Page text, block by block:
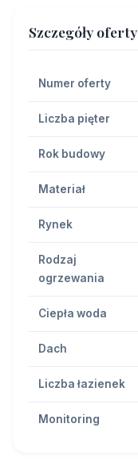
Szczegóły oferty
Numer oferty
Liczba pięter
Rok budowy
Materiał
Rynek
Rodzaj
ogrzewania
Ciepła woda
Dach
Liczba łazienek
Monitoring